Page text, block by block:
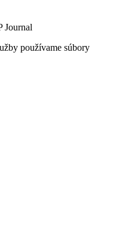
Journal
používame súbory